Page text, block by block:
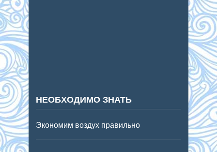
НЕОБХОДИМО ЗНАТЬ
Экономим воздух правильно